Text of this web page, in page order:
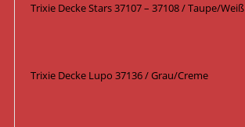
Trixie Decke Stars 37107 – 37108 / Taupe/Weiß
Trixie Decke Lupo 37136 / Grau/Creme